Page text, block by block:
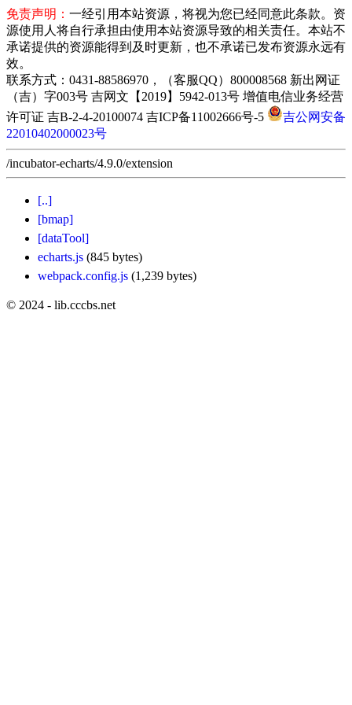
免责声明： 一经引用本站资源，将视为您已经同意此条款。资
源使用人将自行承担由使用本站资源导致的相关责任。本站不
承诺提供的资源能得到及时更新，也不承诺已发布资源永远有
效。
联系方式：0431-88586970，（客服QQ）800008568 新出网证
（吉）字003号 吉网文【2019】5942-013号 增值电信业务经营
许可证 吉B-2-4-20100074 吉ICP备11002666号-5
吉公网安备
22010402000023号
/incubator-echarts/4.9.0/extension
[..]
[bmap]
[dataTool]
echarts.js (845 bytes)
webpack.config.js (1,239 bytes)
© 2024 - lib.cccbs.net